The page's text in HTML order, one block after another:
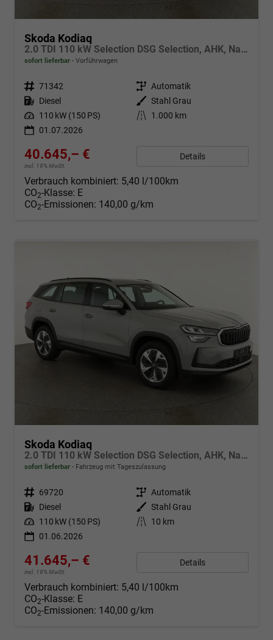
Skoda Kodiaq
2.0 TDI 110 kW Selection DSG Selection, AHK, Navi, Side, Kamera, Winter, 4 J.-Garantie
sofort lieferbar Vorführwagen
Fahrzeugnr. 71342 Getriebe Automatik
Kraftstoff Diesel Außenfarbe Stahl Grau
Leistung 110 kW (150 PS) Kilometerstand
1.000 km
01.07.2026
40.645,– €
incl. 19% MwSt.
Details
Verbrauch kombiniert: 5,40 l/100km
CO2-Klasse: E
CO2-Emissionen: 140,00 g/km
Skoda Kodiaq
2.0 TDI 110 kW Selection DSG Selection, AHK, Navi, Side, Kamera, Winter, 4 J.-Garantie
sofort lieferbar Fahrzeug mit Tageszulassung
Fahrzeugnr. 69720 Getriebe Automatik
Kraftstoff Diesel Außenfarbe Stahl Grau
Leistung 110 kW (150 PS) Kilometerstand
10 km
01.06.2026
41.645,– €
incl. 19% MwSt.
Details
Verbrauch kombiniert: 5,40 l/100km
CO2-Klasse: E
CO2-Emissionen: 140,00 g/km